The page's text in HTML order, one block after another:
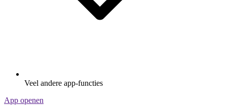
Veel andere app-functies
App openen